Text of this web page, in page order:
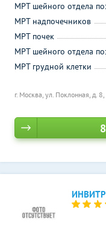
г. Москва, ул. Поклонная, д.
МРТ шейного отдела
МРТ надпочечников
МРТ почек
МРТ шейного отдела
МРТ грудной клетки